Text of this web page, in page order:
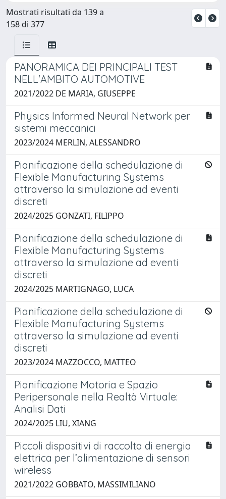
Mostrati risultati da 139 a
158 di 377
PANORAMICA DEI PRINCIPALI TEST
NELL'AMBITO AUTOMOTIVE
2021/2022 DE MARIA, GIUSEPPE
Physics Informed Neural Network per
sistemi meccanici
2023/2024 MERLIN, ALESSANDRO
Pianificazione della schedulazione di
Flexible Manufacturing Systems
attraverso la simulazione ad eventi
discreti
2024/2025 GONZATI, FILIPPO
Pianificazione della schedulazione di
Flexible Manufacturing Systems
attraverso la simulazione ad eventi
discreti
2024/2025 MARTIGNAGO, LUCA
Pianificazione della schedulazione di
Flexible Manufacturing Systems
attraverso la simulazione ad eventi
discreti
2023/2024 MAZZOCCO, MATTEO
Pianificazione Motoria e Spazio
Peripersonale nella Realtà Virtuale:
Analisi Dati
2024/2025 LIU, XIANG
Piccoli dispositivi di raccolta di energia
elettrica per l’alimentazione di sensori
wireless
2021/2022 GOBBATO, MASSIMILIANO